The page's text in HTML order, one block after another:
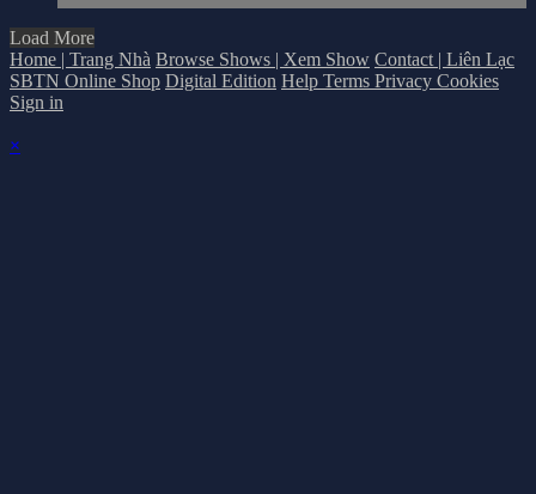
Load More
Home | Trang Nhà Browse Shows | Xem Show Contact | Liên Lạc
SBTN Online Shop Digital Edition Help Terms Privacy Cookies
Sign in
×